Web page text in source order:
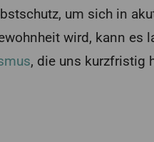
um sich in
wird, kann es
, die uns kurzfristig